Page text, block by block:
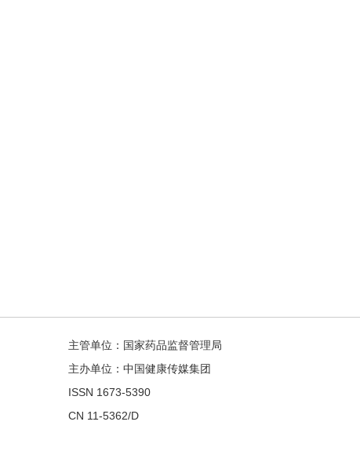
主管单位：国家药品监督管理局
主办单位：中国健康传媒集团
ISSN 1673-5390
CN 11-5362/D